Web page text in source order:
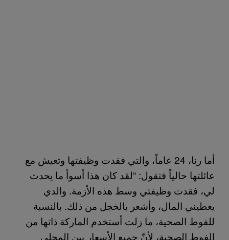
أما رنا، 24 عاماً، والتي فقدت وظيفتها وتعيش مع
عائلتها حالياً فتقول: “لقد كان هذا أسوأ ما يحدث
لي، فقدت وظيفتي وسط هذه الأزمة. والدي
يعطيني المال، وأشعر بالخجل من ذلك. بالنسبة
للفوط الصحية، ما زلت أستخدم الماركة ذاتها من
الفوط الصحية، لأنّ جميع الأسعار بين المحلي